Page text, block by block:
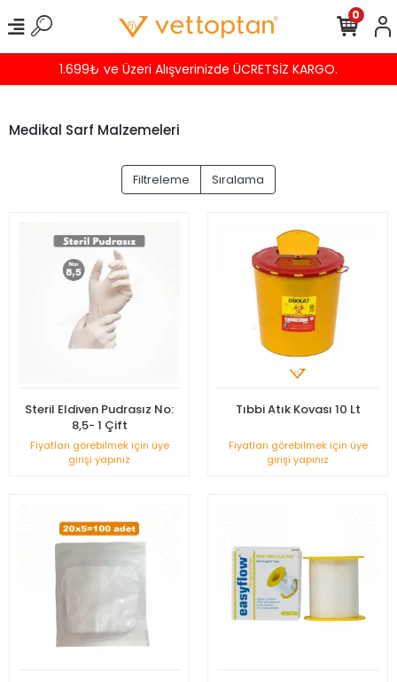
Havalede %4 İNDİRİM
0
Medikal Sarf Malzemeleri
Filtreleme Sıralama
Steril Eldiven Pudrasız No:
8,5- 1 Çift
Fiyatları görebilmek için üye
girişi yapınız
Tıbbi Atık Kovası 10 Lt
Fiyatları görebilmek için üye
girişi yapınız